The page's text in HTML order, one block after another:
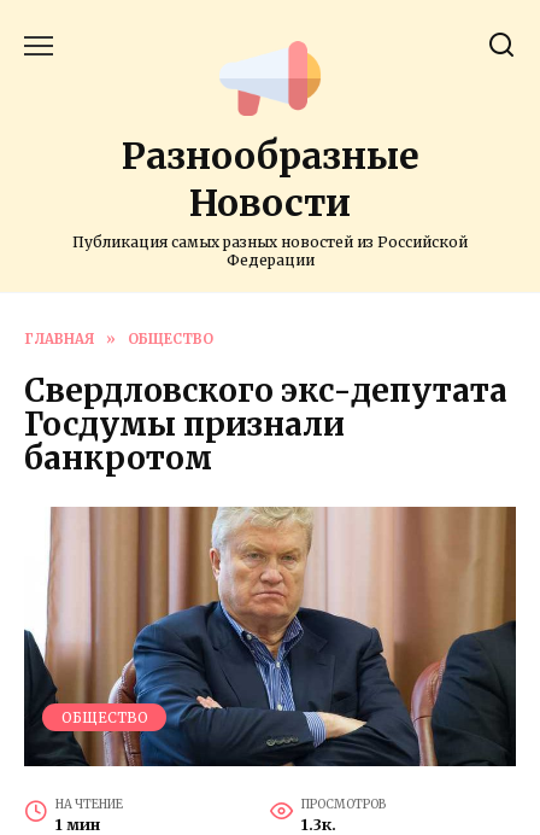
Разнообразные
Новости
Публикация самых разных новостей из Российской
Федерации
ГЛАВНАЯ » ОБЩЕСТВО
Свердловского экс-депутата
Госдумы признали
банкротом
ОБЩЕСТВО
НА ЧТЕНИЕ
1 мин
ПРОСМОТРОВ
1.3к.